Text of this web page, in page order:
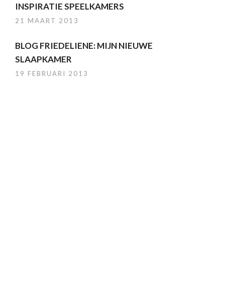
INSPIRATIE SPEELKAMERS
21 MAART 2013
BLOG FRIEDELIENE: MIJN NIEUWE
SLAAPKAMER
19 FEBRUARI 2013